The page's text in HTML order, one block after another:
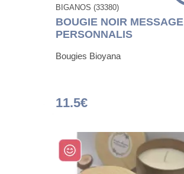
BIGANOS (33380)
BOUGIE NOIR MESSAGE
PERSONNALIS
Bougies Bioyana
11.5€